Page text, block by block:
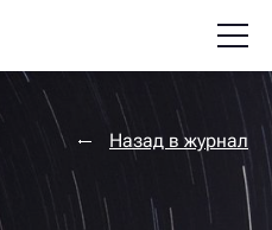
Назад в журнал